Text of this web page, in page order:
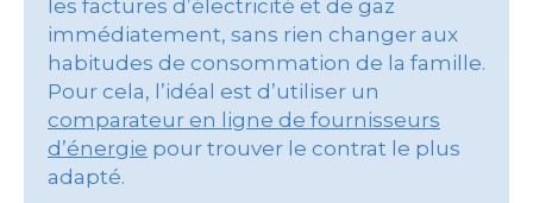
les factures d’électricité et de gaz
immédiatement, sans rien changer aux
habitudes de consommation de la famille.
Pour cela, l’idéal est d’utiliser un
comparateur en ligne de fournisseurs
d’énergie pour trouver le contrat le plus
adapté.